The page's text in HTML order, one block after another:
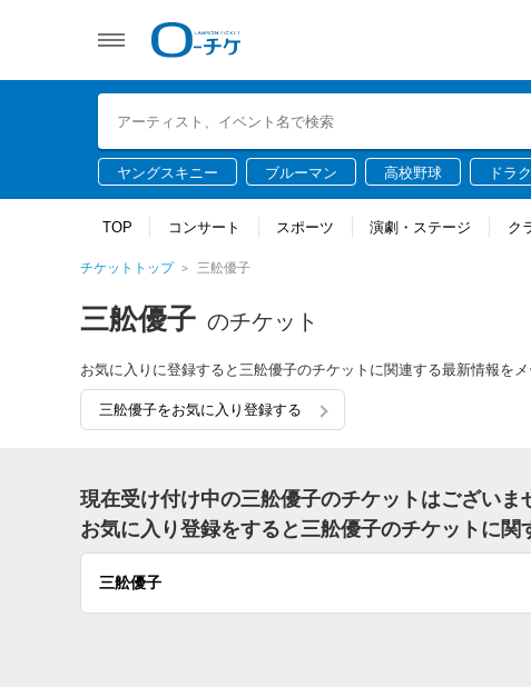
ヤングスキニー ブルーマン 高校野球 ドラ
TOP コンサート スポーツ 演劇・ステージ ク
チケットトップ 三舩優子
三舩優子 のチケット
お気に入りに登録すると三舩優子のチケットに関連する最新情報をメ
三舩優子をお気に入り登録する
現在受け付け中の三舩優子のチケットはございま
お気に入り登録をすると三舩優子のチケットに関
三舩優子